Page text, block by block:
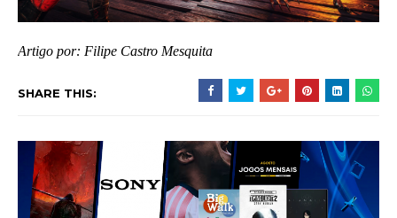
Artigo por: Filipe Castro Mesquita
SHARE THIS: